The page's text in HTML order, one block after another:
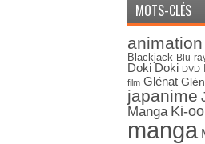
MOTS-CLÉS
Blackjack Blu-
Doki Doki DVD
film Glénat
japanime
Manga Ki-
manga